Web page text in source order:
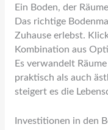
Ein Boden, der
Das richtige
Zuhause erlebst.
Kombination aus
Es verwandelt
praktisch als auch
steigert es die
Investitionen in den